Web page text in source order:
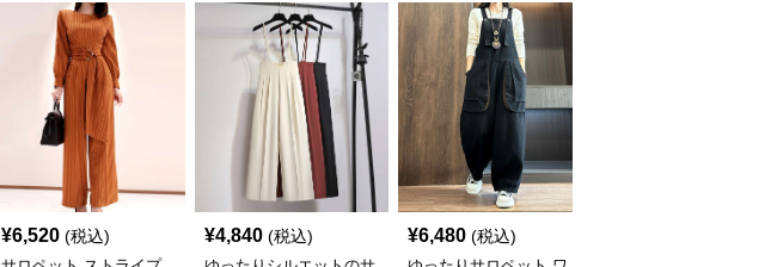
¥6,520 (税込) ¥4,840 (税込) ¥6,480 (税込)